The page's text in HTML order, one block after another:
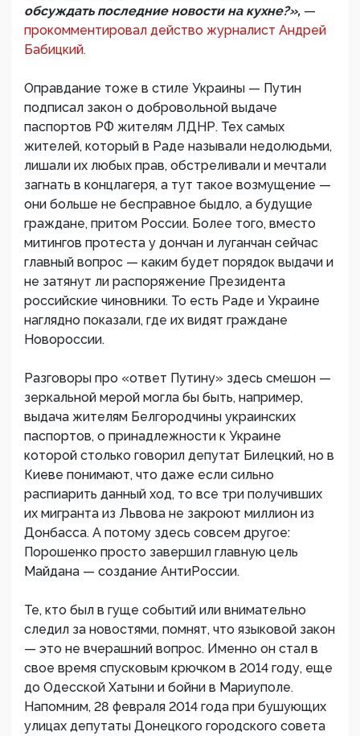
обсуждать последние новости на кухне?», —
прокомментировал действо журналист Андрей
Бабицкий.
Оправдание тоже в стиле Украины — Путин
подписал закон о добровольной выдаче
паспортов РФ жителям ЛДНР. Тех самых
жителей, который в Раде называли недолюдьми,
лишали их любых прав, обстреливали и мечтали
загнать в концлагеря, а тут такое возмущение —
они больше не бесправное быдло, а будущие
граждане, притом России. Более того, вместо
митингов протеста у дончан и луганчан сейчас
главный вопрос — каким будет порядок выдачи и
не затянут ли распоряжение Президента
российские чиновники. То есть Раде и Украине
наглядно показали, где их видят граждане
Новороссии.
Разговоры про «ответ Путину» здесь смешон —
зеркальной мерой могла бы быть, например,
выдача жителям Белгородчины украинских
паспортов, о принадлежности к Украине
которой столько говорил депутат Билецкий, но в
Киеве понимают, что даже если сильно
распиарить данный ход, то все три получивших
их мигранта из Львова не закроют миллион из
Донбасса. А потому здесь совсем другое:
Порошенко просто завершил главную цель
Майдана — создание АнтиРоссии.
Те, кто был в гуще событий или внимательно
следил за новостями, помнят, что языковой закон
— это не вчерашний вопрос. Именно он стал в
свое время спусковым крючком в 2014 году, еще
до Одесской Хатыни и бойни в Мариуполе.
Напомним, 28 февраля 2014 года при бушующих
улицах депутаты Донецкого городского совета